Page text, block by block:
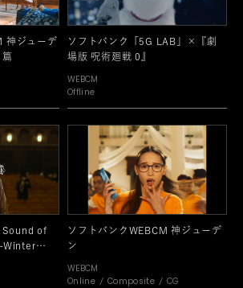
神ジューデ
ソフトバンク「5G LAB」×『劇
場版 呪術廻戦 0』
WEBCM
Offline
Sound of
Winter
ソフトバンクWEBCM 神ジューデ
ン
WEBCM
Online
Composite CG